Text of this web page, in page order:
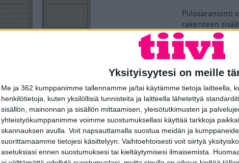
Yksityisyytesi on meille
Me ja 362 kumppanimme tallennamme ja/tai käytämme tietoja laitteella,
henkilötietoja, kuten yksilöllisiä tunnisteita ja laitteella lähetettyä
sisällön, mainonnan ja sisällön mittaamisen, yleisötutkimusten ja
yhteistyökumppanimme voimme suostumuksellasi käyttää tarkkoja
skannauksen avulla. Voit napsauttamalla suostua meidän ja
suorittamaamme tietojesi käsittelyyn. Vaihtoehtoisesti voit siirtyä
asetuksiasi ennen suostumuksesi tai kieltäytymisesi ilmaisemista.
Piilosaranointi
rakenteen
kevyt ja
Tähän malliin
tyyliä ovesi
kruunaa kotisi
käyttämisestä